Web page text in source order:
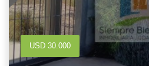
USD 30.000